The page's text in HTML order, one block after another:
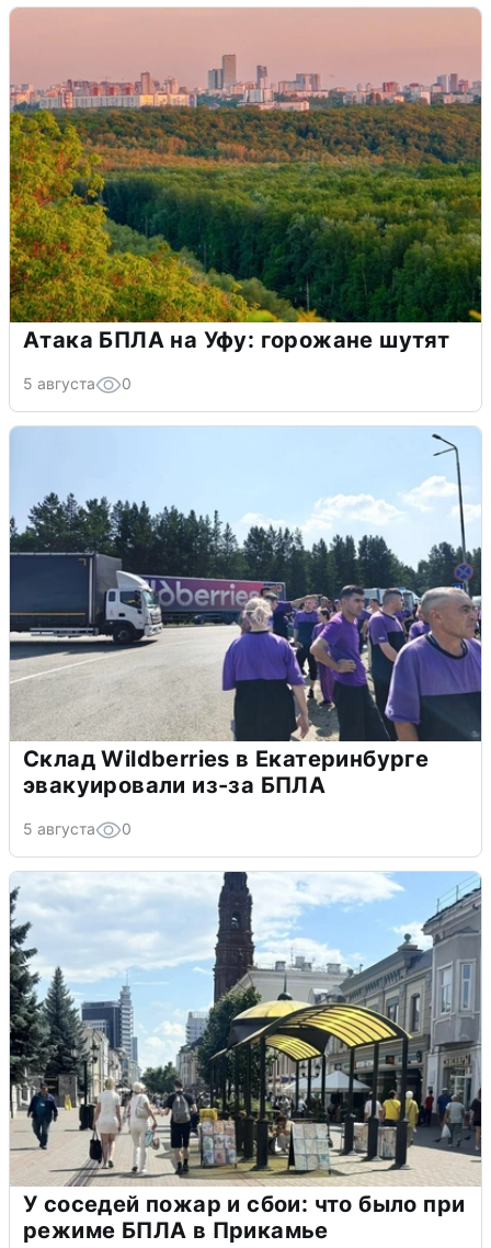
Атака БПЛА на Уфу: горожане шутят
5 августа 0
Склад Wildberries в Екатеринбурге
эвакуировали из-за БПЛА
5 августа 0
У соседей пожар и сбои: что было при
режиме БПЛА в Прикамье